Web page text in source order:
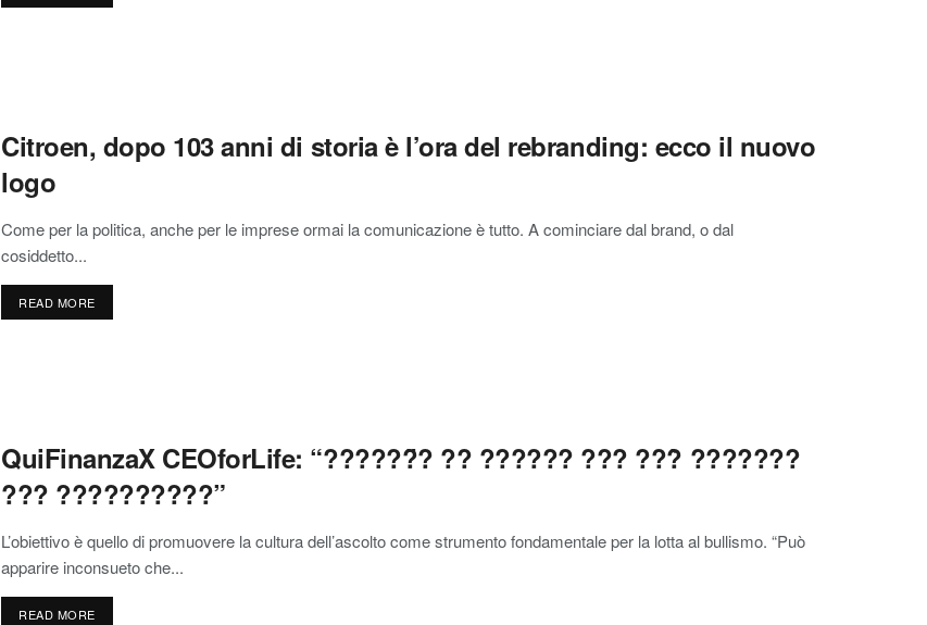
Citroen, dopo 103 anni di storia è l’ora del rebranding: ecco il nuovo
logo
Come per la politica, anche per le imprese ormai la comunicazione è tutto. A cominciare dal brand, o dal
cosiddetto...
READ MORE
QuiFinanzaX CEOforLife: “??????̈? ?? ?????? ??? ???̀ ???????
??? ??????????”
L’obiettivo è quello di promuovere la cultura dell’ascolto come strumento fondamentale per la lotta al bullismo. “Può
apparire inconsueto che...
READ MORE